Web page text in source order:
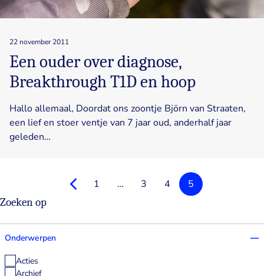
22 november 2011
Een ouder over diagnose,
Breakthrough T1D en hoop
Hallo allemaal, Doordat ons zoontje Björn van Straaten,
een lief en stoer ventje van 7 jaar oud, anderhalf jaar
geleden…
Vorighe
1 … 3 4
5
Zoeken op
Onderwerpen
Acties
Archief